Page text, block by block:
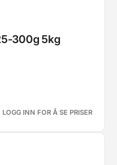
300g 5kg
LOGG INN FOR Å SE PRISER